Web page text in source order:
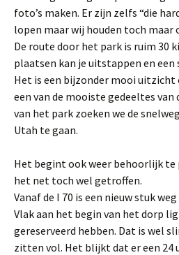
foto’s maken. Er zijn zelfs “die
lopen maar wij houden toch maar
De route door het park is ruim 30
plaatsen kan je uitstappen en een
Het is een bijzonder mooi uitzicht
een van de mooiste gedeeltes van
van het park zoeken we de
Utah te gaan.
Het begint ook weer behoorlijk te
het net toch wel getroffen.
Vanaf de I 70 is een nieuw stuk
Vlak aan het begin van het dorp
gereserveerd hebben. Dat is wel
zitten vol. Het blijkt dat er een 24